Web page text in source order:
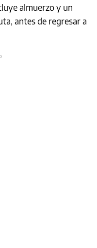
almuerzo y un
antes de regresar a